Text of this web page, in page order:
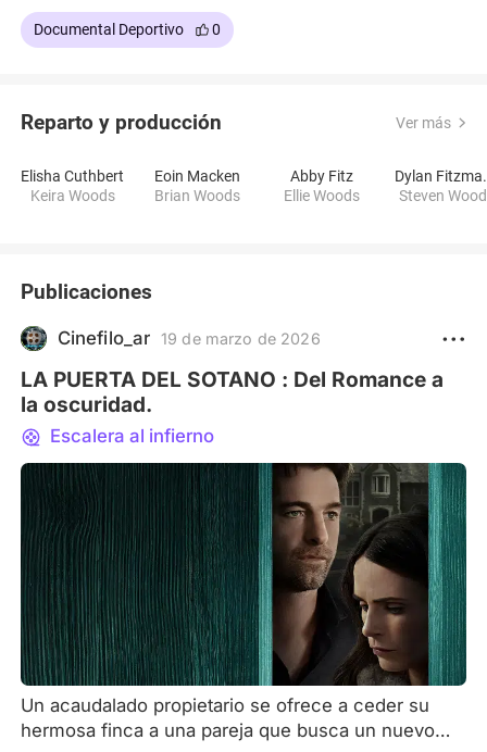
Documental Deportivo 0
Reparto y producción Ver más
Elisha Cuthbert
Keira Woods
Eoin Macken
Brian Woods
Abby Fitz
Ellie Woods
Dylan
Steven
Publicaciones
Cinefilo_ar 19 de marzo de 2026
LA PUERTA DEL SOTANO : Del Romance a
la oscuridad.
Escalera al infierno
Un acaudalado propietario se ofrece a ceder su
hermosa finca a una pareja que busca un nuevo